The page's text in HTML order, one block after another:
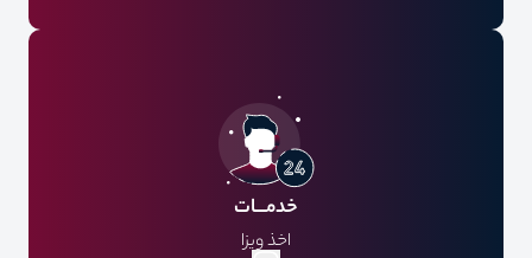
گذرنامه با حداقل 7 ماه اعتبار
اصل گذرنامه به همراه گذرنامه­‌های قبلی
پرینت حساب 3 ماهه با مهر بانک و نامه تمکن مالی ( حداقل
300 میلیون)
خدمـــات
اخذ ویزا